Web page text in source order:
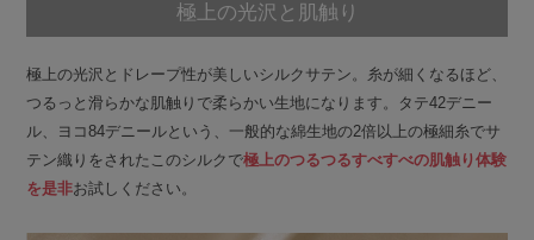
極上の光沢と肌触り
極上の光沢とドレープ性が美しいシルクサテン。糸が細くなるほど、
つるっと滑らかな肌触りで柔らかい生地になります。タテ42デニー
ル、ヨコ84デニールという、一般的な綿生地の2倍以上の極細糸でサ
テン織りをされたこのシルクで極上のつるつるすべすべの肌触り体験
を是非お試しください。